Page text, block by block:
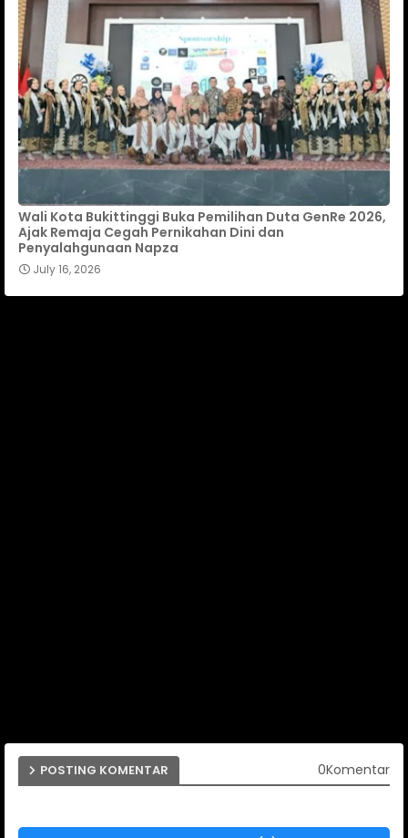
Wali Kota Bukittinggi Buka Pemilihan Duta GenRe 2026,
Ajak Remaja Cegah Pernikahan Dini dan
Penyalahgunaan Napza
July 16, 2026
POSTING KOMENTAR 0Komentar